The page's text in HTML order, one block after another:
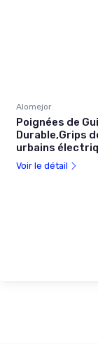
Alomejor
Poignées de
Durable,Grips
urbains
Voir le détail